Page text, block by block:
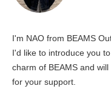
I'm NAO from BEAMS
I'd like to introduce you
charm of BEAMS and
for your support.